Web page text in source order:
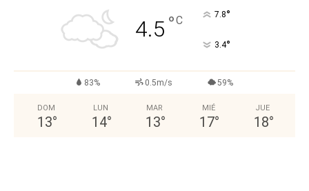
4.5 °C 7.8°
3.4°
83% 0.5m/s 59%
DOM
13°
LUN
14°
MAR
13°
MIÉ
17°
JUE
18°